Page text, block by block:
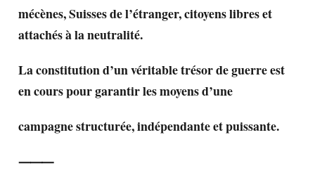
mécènes, Suisses de l’étranger, citoyens libres et
attachés à la neutralité.
La constitution d’un véritable trésor de guerre est
en cours pour garantir les moyens d’une
campagne structurée, indépendante et puissante.
⸻